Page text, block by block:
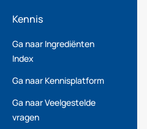
Kennis
Ga naar Ingrediënten
Index
Ga naar Kennisplatform
Ga naar Veelgestelde
vragen